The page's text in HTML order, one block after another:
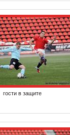
гости в защите